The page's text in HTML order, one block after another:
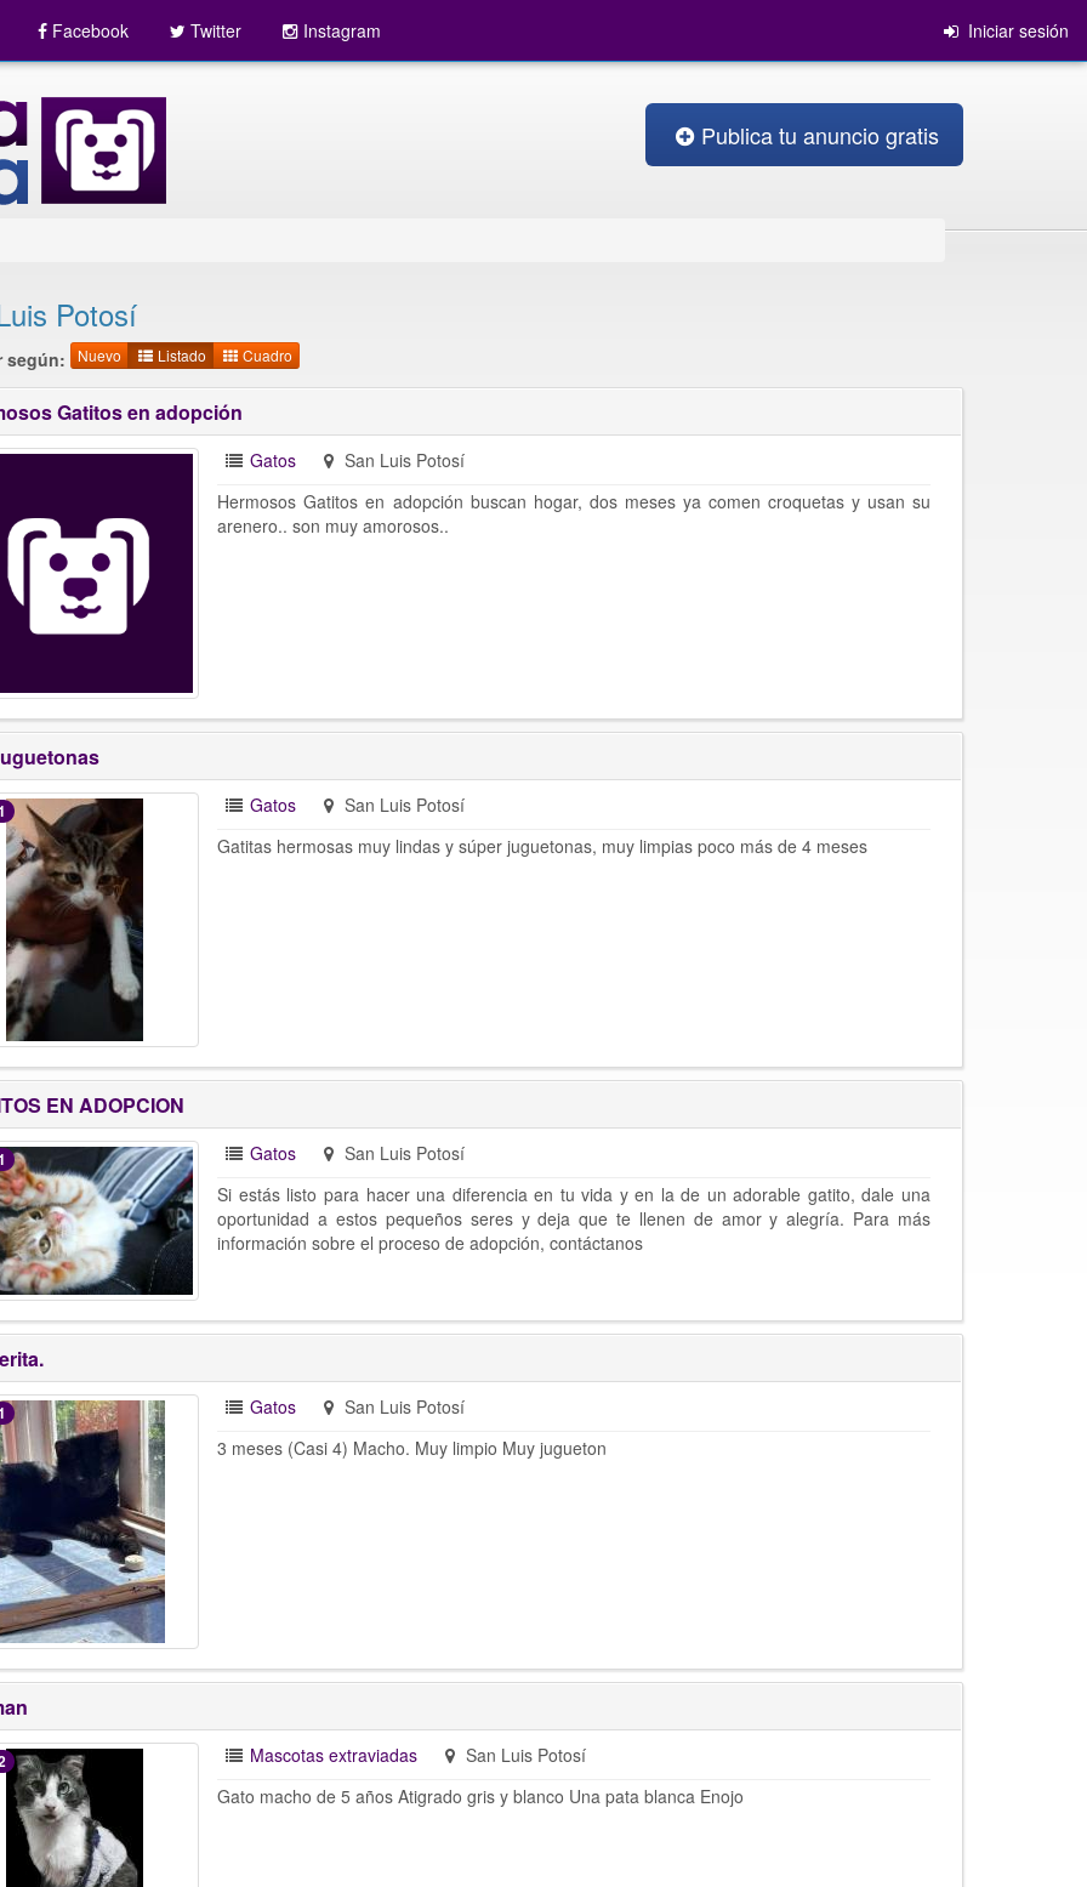
Facebook Twitter Instagram Iniciar sesión
Publica tu anuncio gratis
Potosí
según: Nuevo Listado Cuadro
Gatitos en adopción
Gatos
San Luis Potosí
Hermosos Gatitos en adopción buscan hogar, dos meses ya comen croquetas y usan su
arenero.. son muy amorosos..
Gatos
San Luis Potosí
Gatitas hermosas muy lindas y súper juguetonas, muy limpias poco más de 4 meses
EN ADOPCION
Gatos
San Luis Potosí
Si estás listo para hacer una diferencia en tu vida y en la de un adorable gatito, dale una
oportunidad a estos pequeños seres y deja que te llenen de amor y alegría. Para más
información sobre el proceso de adopción, contáctanos
Gatos
San Luis Potosí
3 meses (Casi 4) Macho. Muy limpio Muy jugueton
Mascotas extraviadas
San Luis Potosí
Gato macho de 5 años Atigrado gris y blanco Una pata blanca Enojo